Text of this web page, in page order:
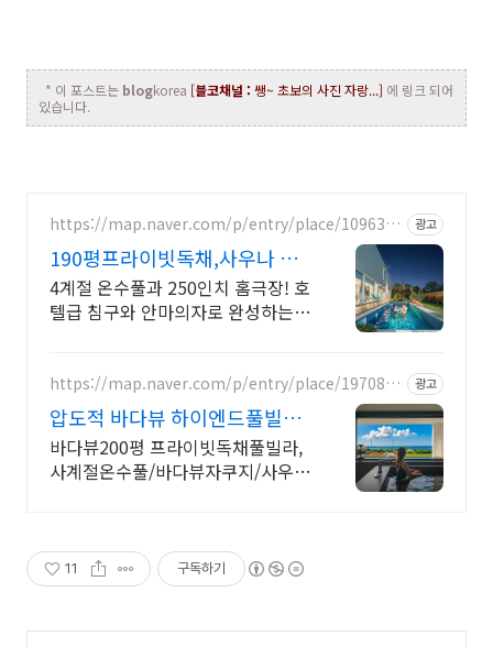
* 이 포스트는 blogkorea [블코채널 : 쌩~ 초보의 사진 자랑...] 에 링크 되어
있습니다.
https://map.naver.com/p/entry/place/1096378
광고
190평프라이빗독채,사우나 예
쁜 4계절 온수수영장 힐링
4계절 온수풀과 250인치 홈극장! 호
텔급 침구와 안마의자로 완성하는
는 세심한 배려의 감성숙소
https://map.naver.com/p/entry/place/1970846
광고
압도적 바다뷰 하이엔드풀빌라
바다뷰 자쿠지 상시 무료
바다뷰200평 프라이빗독채풀빌라,
사계절온수풀/바다뷰자쿠지/사우
11 구독하기